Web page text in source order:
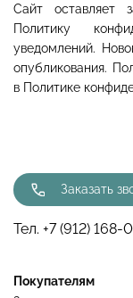
Сайт оставляет
Политику
уведомлений.
опубликования.
в Политике
Покупателям
Заказать
Тел. +7 (912) 168-